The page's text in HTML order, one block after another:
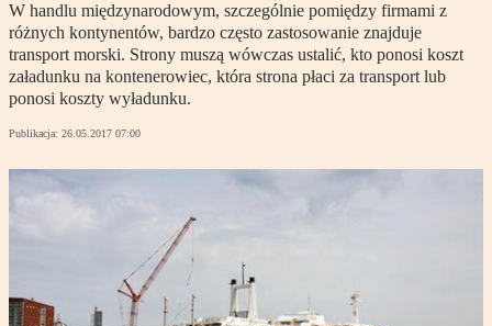
W handlu międzynarodowym, szczególnie pomiędzy firmami z
różnych kontynentów, bardzo często zastosowanie znajduje
transport morski. Strony muszą wówczas ustalić, kto ponosi koszt
załadunku na kontenerowiec, która strona płaci za transport lub
ponosi koszty wyładunku.
Publikacja: 26.05.2017 07:00